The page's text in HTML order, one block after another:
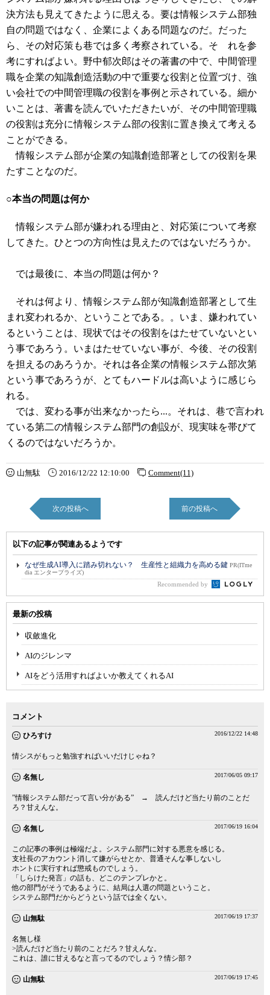
決方法も見えてきたように思える。要は情報システム部独
自の問題ではなく、企業によくある問題なのだ。だった
ら、その対応策も巷では多く考察されている。そ れを参
考にすればよい。野中郁次郎はその著書の中で、中間管理
職を企業の知識創造活動の中で重要な役割と位置づけ、強
い会社での中間管理職の役割を事例と示されている。細か
いことは、著書を読んでいただきたいが、その中間管理職
の役割は充分に情報システム部の役割に置き換えて考える
ことができる。
情報システム部が企業の知識創造部署としての役割を果
たすことなのだ。
○本当の問題は何か
情報システム部が嫌われる理由と、対応策について考察
してきた。ひとつの方向性は見えたのではないだろうか。
では最後に、本当の問題は何か？
それは何より、情報システム部が知識創造部署として生
まれ変われるか、ということである。。いま、嫌われてい
るということは、現状ではその役割をはたせていないとい
う事であろう。いまはたせていない事が、今後、その役割
を担えるのあろうか。それは各企業の情報システム部次第
という事であろうが、とてもハードルは高いように感じら
れる。
では、変わる事が出来なかったら...。それは、巷で言われ
ている第二の情報システム部門の創設が、現実味を帯びて
くるのではないだろうか。
山無駄 2016/12/22 12:10:00 Comment(11)
次の投稿へ 前の投稿へ
以下の記事が関連あるようです
なぜ生成AI導入に踏み切れない？ 生産性と組織力を高める鍵 PR(ITme
dia エンタープライズ)
Recommended by
最新の投稿
収斂進化
AIのジレンマ
AIをどう活用すればよいか教えてくれるAI
コメント
ひろすけ 2016/12/22 14:48
情シスがもっと勉強すればいいだけじゃね？
名無し 2017/06/05 09:17
”情報システム部だって言い分がある” → 読んだけど当たり前のことだ
ろ？甘えんな。
名無し 2017/06/19 16:04
この記事の事例は極端だよ。システム部門に対する悪意を感じる。
支社長のアカウント消して嫌がらせとか、普通そんな事しないし
ホントに実行すれば懲戒ものでしょう。
「しらけた発言」の話も、どこのテンプレかと。
他の部門がそうであるように、結局は人選の問題ということ。
システム部門だからどうという話では全くない。
山無駄 2017/06/19 17:37
名無し様
>読んだけど当たり前のことだろ？甘えんな。
これは、誰に甘えるなと言ってるのでしょう？情シ部？
山無駄 2017/06/19 17:45